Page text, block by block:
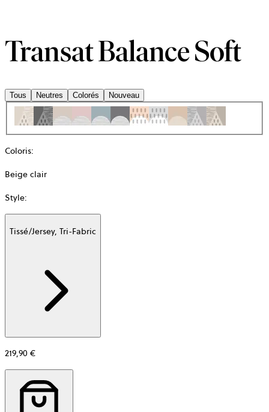
Transat Balance Soft
Tous Neutres Colorés Nouveau
Coloris:
Beige clair
Style:
Tissé/Jersey, Tri-Fabric
219,90 €